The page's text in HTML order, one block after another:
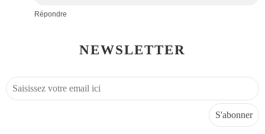
Répondre
NEWSLETTER